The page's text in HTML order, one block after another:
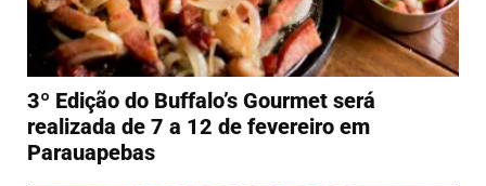
3º Edição do Buffalo’s Gourmet será
realizada de 7 a 12 de fevereiro em
Parauapebas